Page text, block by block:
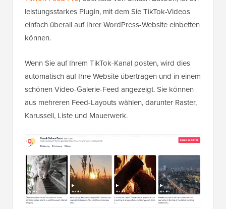
leistungsstarkes Plugin, mit dem Sie TikTok-Videos
einfach überall auf Ihrer WordPress-Website einbetten
können.
Wenn Sie auf Ihrem TikTok-Kanal posten, wird dies
automatisch auf Ihre Website übertragen und in einem
schönen Video-Galerie-Feed angezeigt. Sie können
aus mehreren Feed-Layouts wählen, darunter Raster,
Karussell, Liste und Mauerwerk.